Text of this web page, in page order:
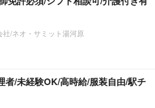
/ネオ・サミット湯河原
者/未経験OK/高時給/服装自由/駅チ